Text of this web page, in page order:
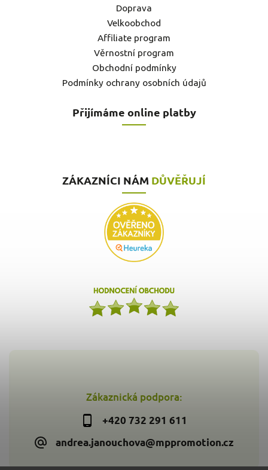
Zákaznická podpora:
+420 732 291 611
andrea.janouchova@mppromotion.cz
Doprava
Velkoobchod
Affiliate program
Věrnostní program
Obchodní podmínky
Podmínky ochrany osobních údajů
Přijímáme online platby
ZÁKAZNÍCI NÁM DŮVĚŘUJÍ